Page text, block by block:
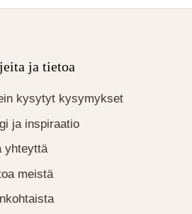
ja tietoa
kysytyt kysymykset
ja inspiraatio
yhteyttä
meistä